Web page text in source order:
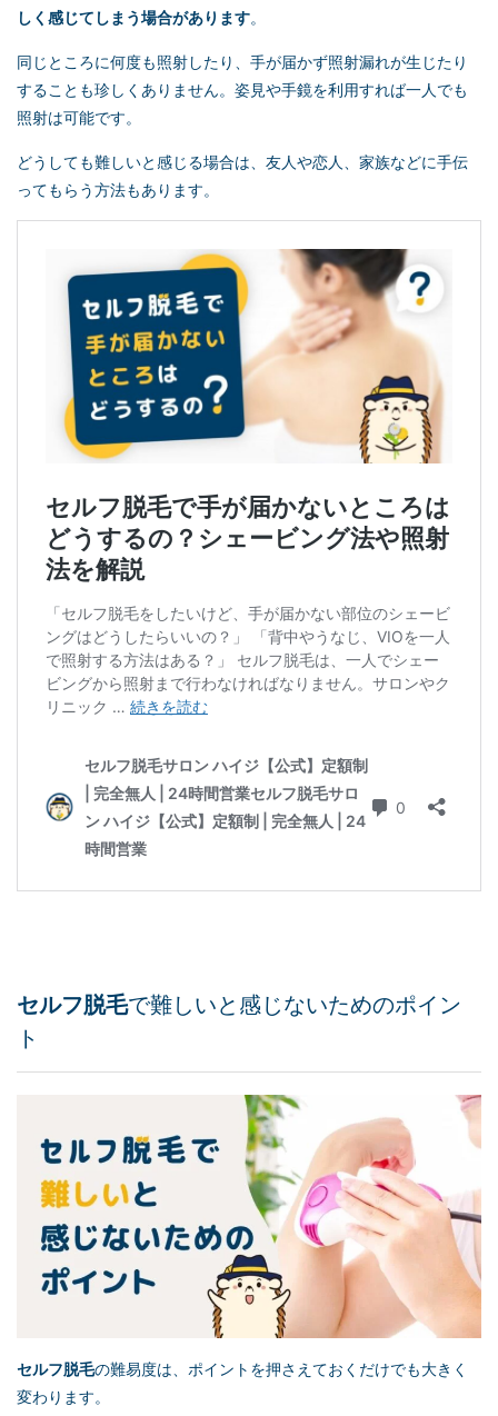
しく感じてしまう場合があります。
同じところに何度も照射したり、手が届かず照射漏れが生じたり
することも珍しくありません。姿見や手鏡を利用すれば一人でも
照射は可能です。
どうしても難しいと感じる場合は、友人や恋人、家族などに手伝
ってもらう方法もあります。
セルフ脱毛で難しいと感じないためのポイン
ト
セルフ脱毛の難易度は、ポイントを押さえておくだけでも大きく
変わります。